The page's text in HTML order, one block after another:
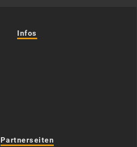
Infos
Partnerseiten